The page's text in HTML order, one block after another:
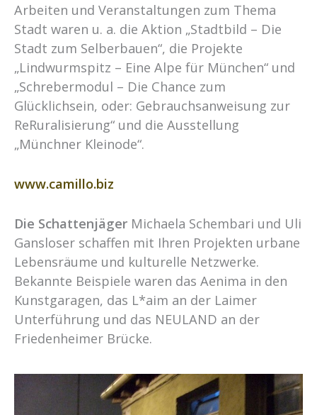
Arbeiten und Veranstaltungen zum Thema
Stadt waren u. a. die Aktion „Stadtbild – Die
Stadt zum Selberbauen“, die Projekte
„Lindwurmspitz – Eine Alpe für München“ und
„Schrebermodul – Die Chance zum
Glücklichsein, oder: Gebrauchsanweisung zur
ReRuralisierung“ und die Ausstellung
„Münchner Kleinode“.
www.camillo.biz
Die Schattenjäger Michaela Schembari und Uli
Gansloser schaffen mit Ihren Projekten urbane
Lebensräume und kulturelle Netzwerke.
Bekannte Beispiele waren das Aenima in den
Kunstgaragen, das L*aim an der Laimer
Unterführung und das NEULAND an der
Friedenheimer Brücke.